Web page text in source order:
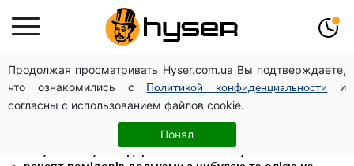
Продолжая просматривать Hyser.com.ua Вы подтверждаете,
что ознакомились с
Политикой конфиденциальности
и
согласны с использованием файлов cookie.
Понял
Гола Олена Тополя у цікавих позах змусила відвисати
щелепи: злив відео – було лише початком
Олена Тополя злив відео – це далеко не все: фронтмен
"Антитіла" Тарас Тополя став наступним